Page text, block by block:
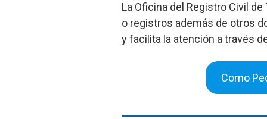
La Oficina del Registro Civil
o registros además de otros
y facilita la atención a través
Como